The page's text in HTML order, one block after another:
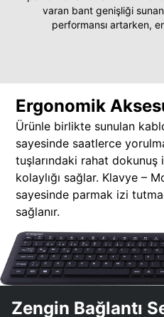
varan bant genişliği
performansı artarken,
Ergonomik
Ürünle birlikte sunulan
sayesinde saatlerce
tuşlarındaki rahat dokunuş
kolaylığı sağlar. Klavye –
sayesinde parmak izi
sağlanır.
Zengin Bağlantı